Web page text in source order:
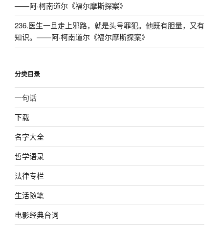
——阿·柯南道尔《福尔摩斯探案》
236.医生一旦走上邪路，就是头号罪犯。他既有胆量，又有
知识。——阿·柯南道尔《福尔摩斯探案》
分类目录
一句话
下载
名字大全
哲学语录
法律专栏
生活随笔
电影经典台词